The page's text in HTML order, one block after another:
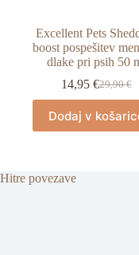
Excellent Pets
boost pospešitev
dlake pri psih 50
29,90€
Izvirna
je
bila:
14,95 €Trenutna
je:
14,95 €.
Dodaj v
Hitre povezave